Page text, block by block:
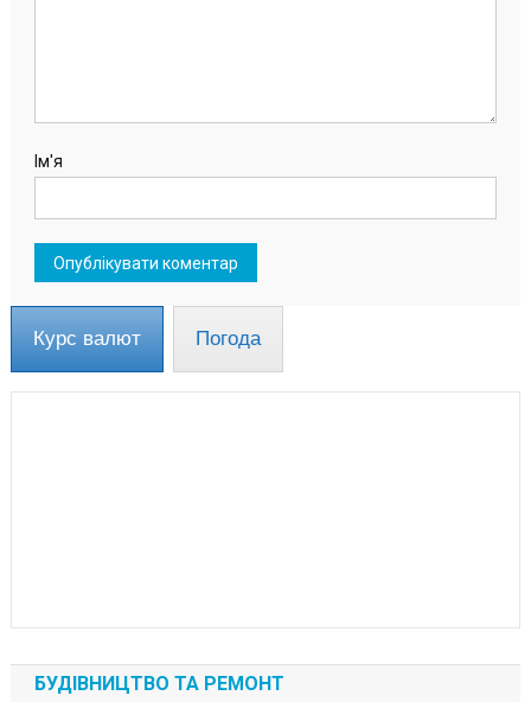
Ім'я
Курс валют Погода
БУДІВНИЦТВО ТА РЕМОНТ